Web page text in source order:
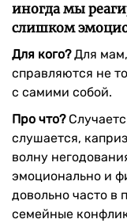
иногда мы
слишком
Для кого?Для мам,
справляются не
с самими собой.
Про что?
слушается,
волну
эмоционально и
довольно часто в
семейные